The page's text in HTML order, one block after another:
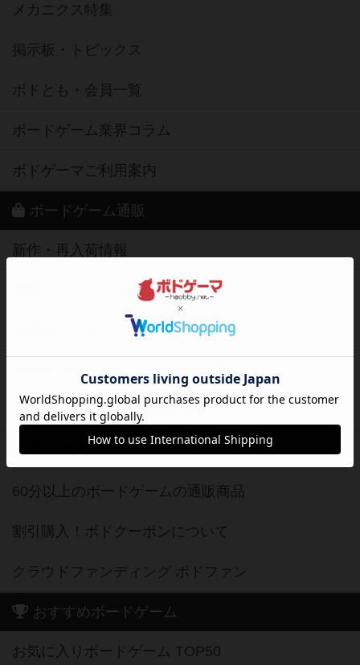
メカニクス特集
掲示板・トピックス
ボドとも・会員一覧
ボードゲーム業界コラム
ボドゲーマご利用案内
ボードゲーム通販
新作・再入荷情報
定番ボードゲームの通販商品
国産ボードゲームの通販商品
子供向けボードゲームの通販商品
2人用ボードゲームの通販商品
20分以下のボードゲームの通販商品
60分以上のボードゲームの通販商品
割引購入！ボドクーポンについて
クラウドファンディング ボドファン
おすすめボードゲーム
お気に入りボードゲーム TOP50